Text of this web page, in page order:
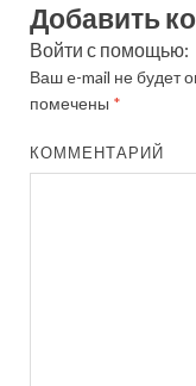
Добавить
Войти с помощью:
Ваш e-mail не будет
помечены *
КОММЕНТАРИЙ